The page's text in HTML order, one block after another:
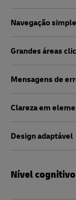
Navegação
Grandes áreas
Mensagens de
Clareza em
Design adaptável
Nível cognitivo